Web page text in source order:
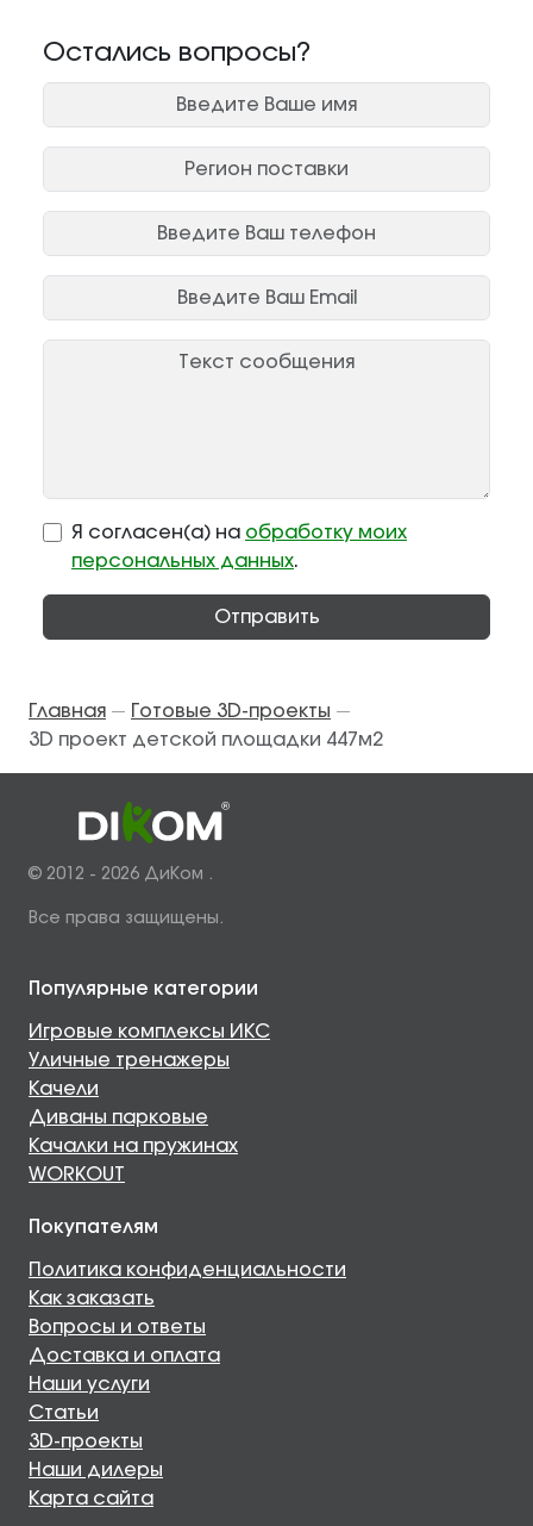
Остались вопросы?
Я согласен(а) на обработку моих
персональных данных.
Отправить
Главная — Готовые 3D-проекты —
3D проект детской площадки 447м2
© 2012 - 2026 ДиКом .
Все права защищены.
Популярные категории
Игровые комплексы ИКС
Уличные тренажеры
Качели
Диваны парковые
Качалки на пружинах
WORKOUT
Покупателям
Политика конфиденциальности
Как заказать
Вопросы и ответы
Доставка и оплата
Наши услуги
Статьи
3D-проекты
Наши дилеры
Карта сайта